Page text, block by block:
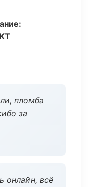
пломба
за
онлайн, всё